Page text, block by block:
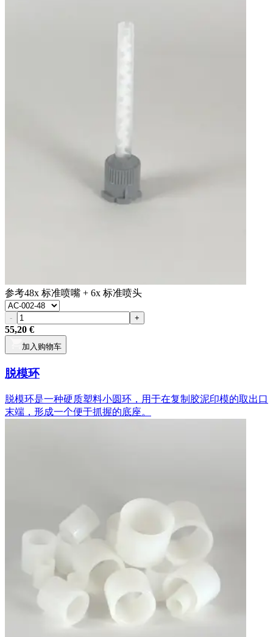
参考48x 标准喷嘴 + 6x 标准喷头
- +
55,20 €
加入购物车
脱模环
脱模环是一种硬质塑料小圆环，用于在复制胶泥印模的取出口
末端，形成一个便于抓握的底座。